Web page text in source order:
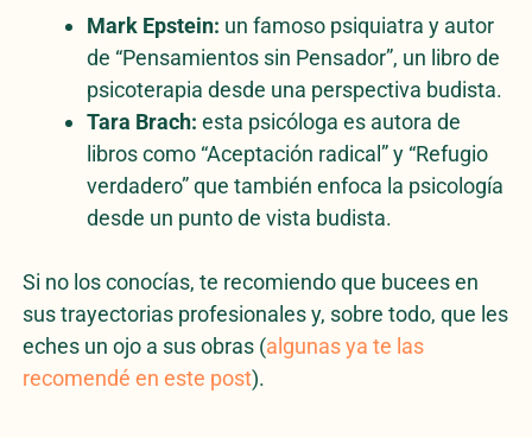
Mark Epstein: un famoso psiquiatra y autor
de “Pensamientos sin Pensador”, un libro de
psicoterapia desde una perspectiva budista.
Tara Brach: esta psicóloga es autora de
libros como “Aceptación radical” y “Refugio
verdadero” que también enfoca la psicología
desde un punto de vista budista.
Si no los conocías, te recomiendo que bucees en
sus trayectorias profesionales y, sobre todo, que les
eches un ojo a sus obras (algunas ya te las
recomendé en este post).